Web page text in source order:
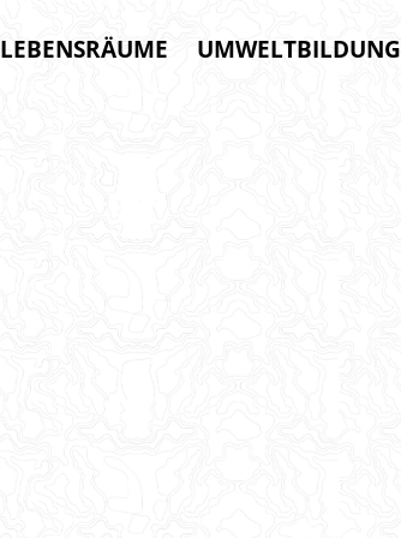
LEBENSRÄUME UMWELTBILDUNG